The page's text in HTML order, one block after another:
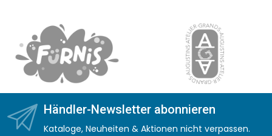
Händler-Newsletter abonnieren
Kataloge, Neuheiten & Aktionen nicht verpassen.